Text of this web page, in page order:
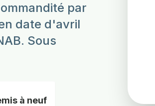
par
date d'avril
Sous
à neuf